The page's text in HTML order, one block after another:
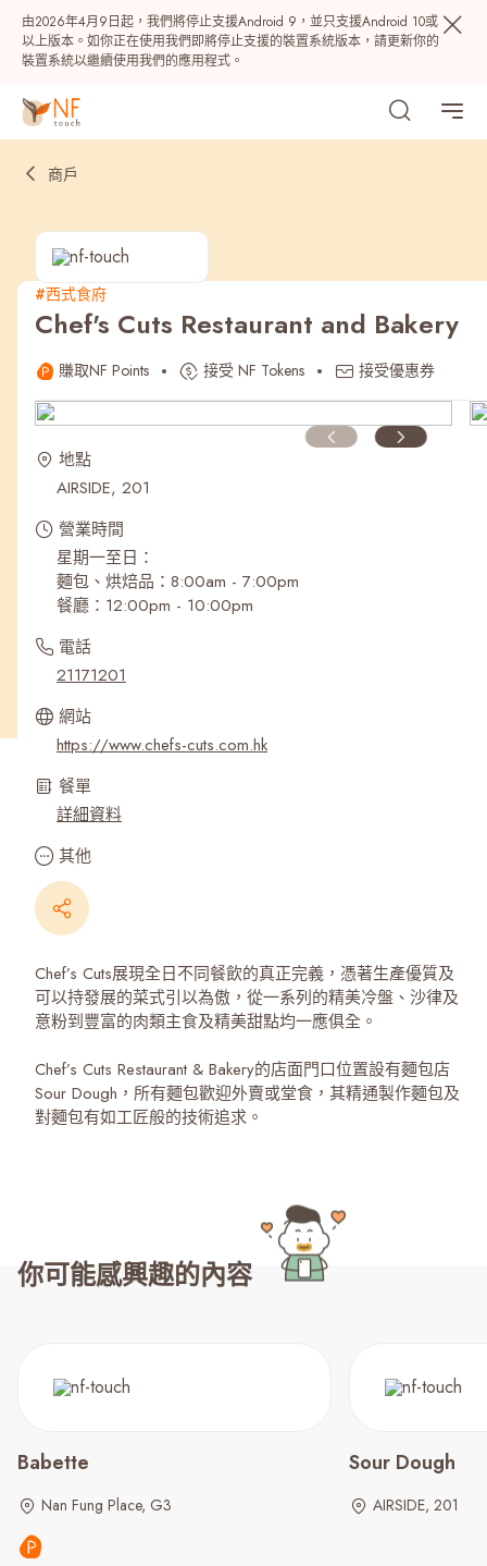
由2026年4月9日起，我們將停止支援Android 9，並只支援Android 10或
以上版本。如你正在使用我們即將停止支援的裝置系統版本，請更新你的
裝置系統以繼續使用我們的應用程式。
熱門
最近搜尋紀錄
商戶
#西式食府
Chef's Cuts Restaurant and Bakery
賺取NF Points 接受 NF Tokens 接受優惠券
地點
AIRSIDE, 201
營業時間
星期一至日：
麵包、烘焙品：8:00am - 7:00pm
餐廳：12:00pm - 10:00pm
電話
21171201
網站
https://www.chefs-cuts.com.hk
餐單
詳細資料
其他
Chef’s Cuts展現全日不同餐飲的真正完義，憑著生產優質及
可以持發展的菜式引以為傲，從一系列的精美冷盤、沙律及
意粉到豐富的肉類主食及精美甜點均一應俱全。
Chef’s Cuts Restaurant & Bakery的店面門口位置設有麵包店
Sour Dough，所有麵包歡迎外賣或堂食，其精通製作麵包及
對麵包有如工匠般的技術追求。
你可能感興趣的內容
Babette
Nan Fung Place, G3
Sour Dough
AIRSIDE, 201